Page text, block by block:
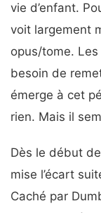
vie d’enfant.
voit largement
opus/tome.
besoin de
émerge à cet
rien. Mais il
Dès le début
mise l’écart
Caché par